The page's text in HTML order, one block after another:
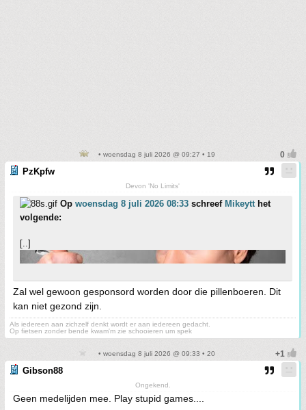
• woensdag 8 juli 2026 @ 09:27 • 19
PzKpfw
Devon 'No Limits'
Op woensdag 8 juli 2026 08:33 schreef Mikeytt het
volgende:
[..]
Zal wel gewoon gesponsord worden door die pillenboeren. Dit
kan niet gezond zijn.
Als iedereen aan zichzelf denkt wordt er aan iedereen gedacht.
Op fietsen zonder bende kwam'm zie schooieren um spek
• woensdag 8 juli 2026 @ 09:33 • 20
Gibson88
Ongekend.
Geen medelijden mee. Play stupid games....